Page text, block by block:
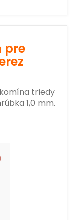
pre
triedy
1,0 mm.